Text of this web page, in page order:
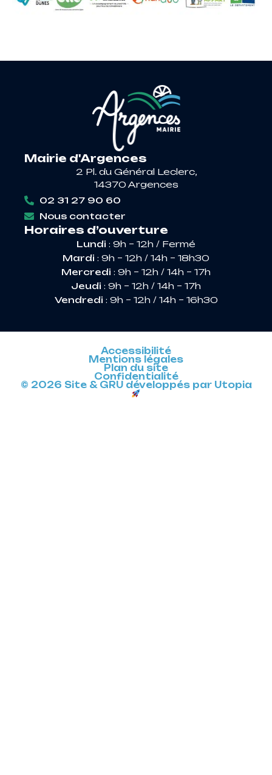
Mairie d'Argences
2 Pl. du Général Leclerc,
14370 Argences
02 31 27 90 60
Nous contacter
Horaires d’ouverture
Lundi : 9h – 12h / Fermé
Mardi : 9h – 12h / 14h – 18h30
Mercredi : 9h – 12h / 14h – 17h
Jeudi : 9h – 12h / 14h – 17h
Vendredi : 9h – 12h / 14h – 16h30
Accessibilité
Mentions légales
Plan du site
Confidentialité
© 2026 Site & GRU développés par Utopia